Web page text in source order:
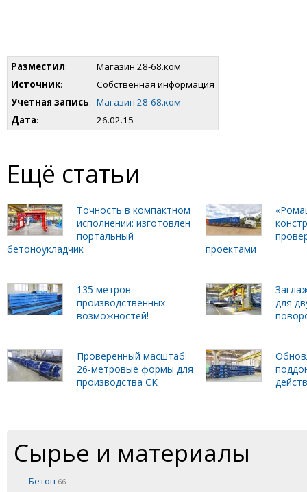
Разместил:
Магазин 28-68.ком
Источник:
Собственная информация
Учетная запись: Магазин 28-68.ком
Дата: 26.02.15
Ещё статьи
Точность в компактном
исполнении: изготовлен
портальный
бетоноукладчик
проектами
135 метров
производственных
возможностей!
для
Проверенный масштаб:
26-метровые формы для
производства СК
Сырье и материалы
Бетон 66